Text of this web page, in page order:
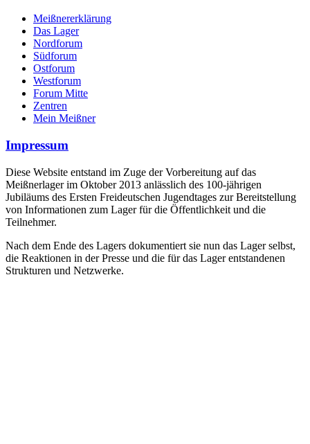
Meißnererklärung
Das Lager
Nordforum
Südforum
Ostforum
Westforum
Forum Mitte
Zentren
Mein Meißner
Impressum
Diese Website entstand im Zuge der Vorbereitung auf das
Meißnerlager im Oktober 2013 anlässlich des 100-jährigen
Jubiläums des Ersten Freideutschen Jugendtages zur Bereitstellung
von Informationen zum Lager für die Öffentlichkeit und die
Teilnehmer.
Nach dem Ende des Lagers dokumentiert sie nun das Lager selbst,
die Reaktionen in der Presse und die für das Lager entstandenen
Strukturen und Netzwerke.